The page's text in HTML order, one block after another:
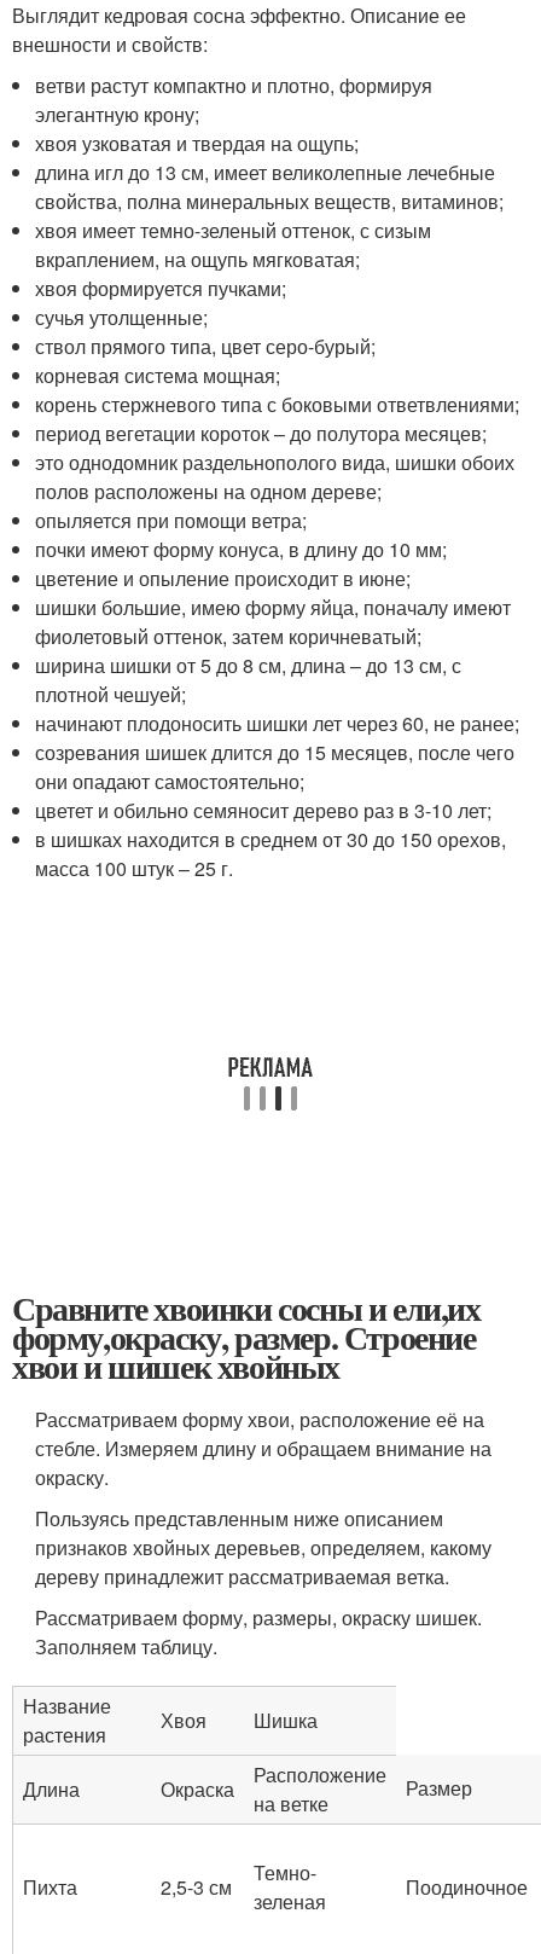
Выглядит кедровая сосна эффектно. Описание ее
внешности и свойств:
ветви растут компактно и плотно, формируя
элегантную крону;
хвоя узковатая и твердая на ощупь;
длина игл до 13 см, имеет великолепные лечебные
свойства, полна минеральных веществ, витаминов;
хвоя имеет темно-зеленый оттенок, с сизым
вкраплением, на ощупь мягковатая;
хвоя формируется пучками;
сучья утолщенные;
ствол прямого типа, цвет серо-бурый;
корневая система мощная;
корень стержневого типа с боковыми ответвлениями;
период вегетации короток – до полутора месяцев;
это однодомник раздельнополого вида, шишки обоих
полов расположены на одном дереве;
опыляется при помощи ветра;
почки имеют форму конуса, в длину до 10 мм;
цветение и опыление происходит в июне;
шишки большие, имею форму яйца, поначалу имеют
фиолетовый оттенок, затем коричневатый;
ширина шишки от 5 до 8 см, длина – до 13 см, с
плотной чешуей;
начинают плодоносить шишки лет через 60, не ранее;
созревания шишек длится до 15 месяцев, после чего
они опадают самостоятельно;
цветет и обильно семяносит дерево раз в 3-10 лет;
в шишках находится в среднем от 30 до 150 орехов,
масса 100 штук – 25 г.
Сравните хвоинки сосны и ели,их
форму,окраску, размер. Строение
хвои и шишек хвойных
Рассматриваем форму хвои, расположение её на
стебле. Измеряем длину и обращаем внимание на
окраску.
Пользуясь представленным ниже описанием
признаков хвойных деревьев, определяем, какому
дереву принадлежит рассматриваемая ветка.
Рассматриваем форму, размеры, окраску шишек.
Заполняем таблицу.
Название
растения
Хвоя Шишка
Длина Окраска
Расположение
на ветке
Размер
Пихта 2,5-3 см
Темно-
зеленая
Поодиночное